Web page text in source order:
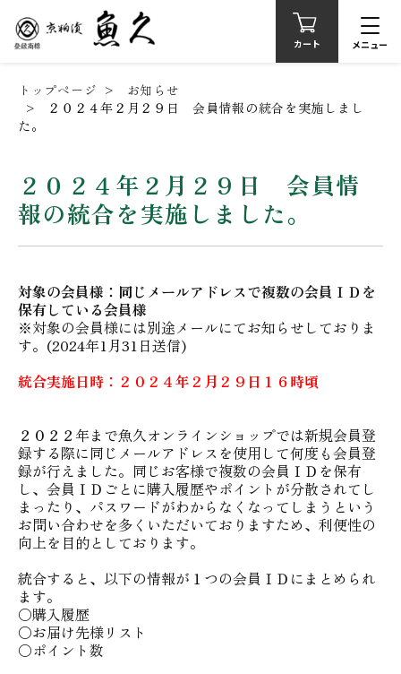
カート メニュー
トップページ
お知らせ
２０２４年２月２９日 会員情報の統合を実施しまし
た。
２０２４年２月２９日 会員情
報の統合を実施しました。
対象の会員様：同じメールアドレスで複数の会員ＩＤを
保有している会員様
※対象の会員様には別途メールにてお知らせしておりま
す。(2024年1月31日送信)
統合実施日時：２０２４年２月２９日１６時頃
２０２２年まで魚久オンラインショップでは新規会員登
録する際に同じメールアドレスを使用して何度も会員登
録が行えました。同じお客様で複数の会員ＩＤを保有
し、会員ＩＤごとに購入履歴やポイントが分散されてし
まったり、パスワードがわからなくなってしまうという
お問い合わせを多くいただいておりますため、利便性の
向上を目的としております。
統合すると、以下の情報が１つの会員ＩＤにまとめられ
ます。
〇購入履歴
〇お届け先様リスト
〇ポイント数